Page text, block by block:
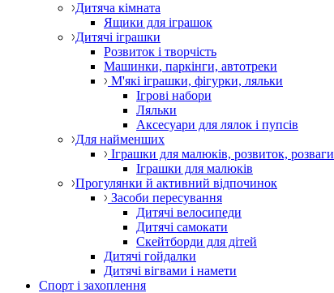
Дитяча кімната
Ящики для іграшок
Дитячі іграшки
Розвиток і творчість
Машинки, паркінги, автотреки
М'які іграшки, фігурки, ляльки
Ігрові набори
Ляльки
Аксесуари для лялок і пупсів
Для найменших
Іграшки для малюків, розвиток, розваги
Іграшки для малюків
Прогулянки й активний відпочинок
Засоби пересування
Дитячі велосипеди
Дитячі самокати
Скейтборди для дітей
Дитячі гойдалки
Дитячі вігвами і намети
Спорт і захоплення